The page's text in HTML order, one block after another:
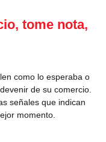
tome nota,
como lo esperaba o
de su comercio.
señales que indican
momento.